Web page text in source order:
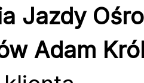
Jazdy
Adam